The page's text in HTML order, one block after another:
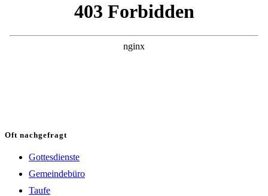
Oft nachgefragt
Gottesdienste
Gemeindebüro
Taufe